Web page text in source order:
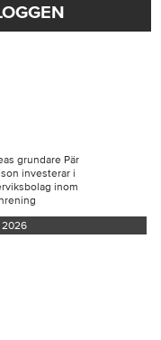
grundare Pär
investerar i
inom
2026